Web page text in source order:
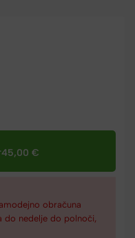
45,00 €
obračuna
do nedelje do polnoči,